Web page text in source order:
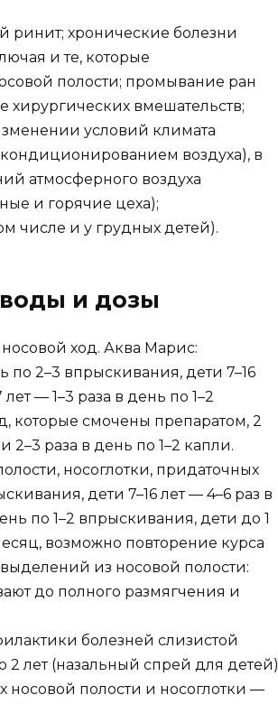
ринит; хронические болезни
и те, которые
полости; промывание ран
хирургических вмешательств;
условий климата
воздуха), в
атмосферного воздуха
и горячие цеха);
числе и у грудных детей).
и дозы
ход. Аква Марис:
2–3 впрыскивания, дети 7–16
— 1–3 раза в день по 1–2
которые смочены препаратом, 2
раза в день по 1–2 капли.
носоглотки, придаточных
дети 7–16 лет — 4–6 раз в
по 1–2 впрыскивания, дети до 1
возможно повторение курса
из носовой полости:
до полного размягчения и
болезней слизистой
2 лет (назальный спрей для детей)
полости и носоглотки —